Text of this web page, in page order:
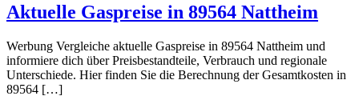
Aktuelle Gaspreise in 89564 Nattheim
Werbung Vergleiche aktuelle Gaspreise in 89564 Nattheim und
informiere dich über Preisbestandteile, Verbrauch und regionale
Unterschiede. Hier finden Sie die Berechnung der Gesamtkosten in
89564 […]